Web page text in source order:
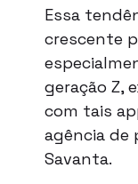
Essa
crescente
geração Z,
com tais
agência de
Savanta.